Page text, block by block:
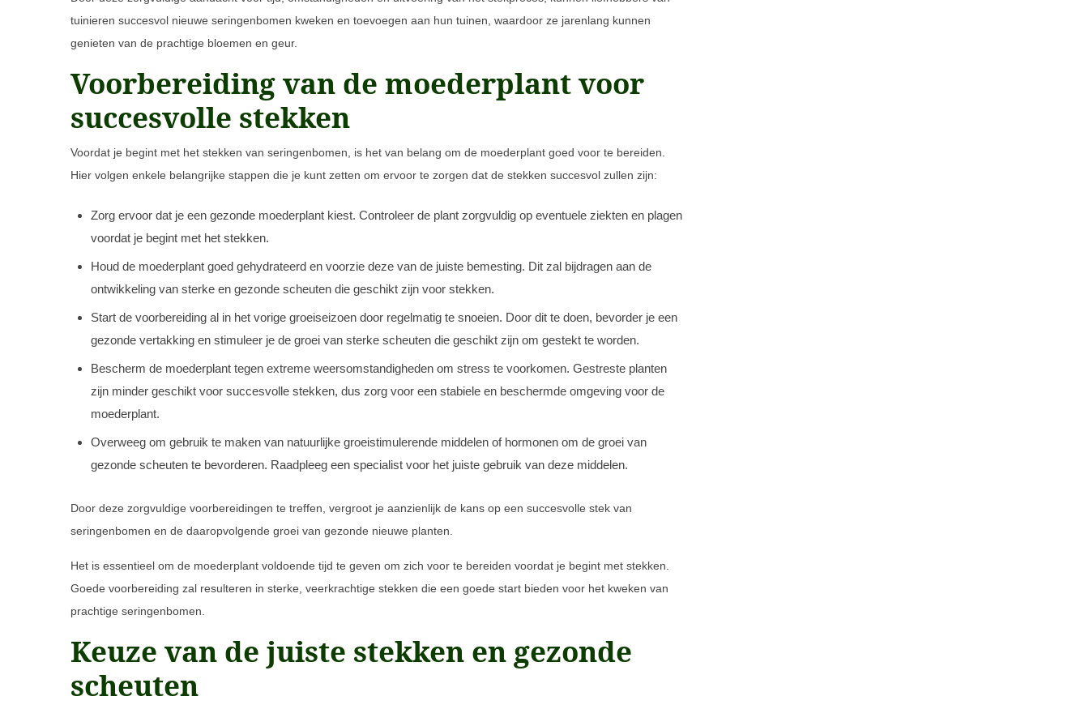
tuinieren succesvol nieuwe seringenbomen kweken en toevoegen aan hun tuinen, waardoor ze jarenlang kunnen
genieten van de prachtige bloemen en geur.
Voorbereiding van de moederplant voor
succesvolle stekken
Voordat je begint met het stekken van seringenbomen, is het van belang om de moederplant goed voor te bereiden.
Hier volgen enkele belangrijke stappen die je kunt zetten om ervoor te zorgen dat de stekken succesvol zullen zijn:
Zorg ervoor dat je een gezonde moederplant kiest. Controleer de plant zorgvuldig op eventuele ziekten en plagen
voordat je begint met het stekken.
Houd de moederplant goed gehydrateerd en voorzie deze van de juiste bemesting. Dit zal bijdragen aan de
ontwikkeling van sterke en gezonde scheuten die geschikt zijn voor stekken.
Start de voorbereiding al in het vorige groeiseizoen door regelmatig te snoeien. Door dit te doen, bevorder je een
gezonde vertakking en stimuleer je de groei van sterke scheuten die geschikt zijn om gestekt te worden.
Bescherm de moederplant tegen extreme weersomstandigheden om stress te voorkomen. Gestreste planten
zijn minder geschikt voor succesvolle stekken, dus zorg voor een stabiele en beschermde omgeving voor de
moederplant.
Overweeg om gebruik te maken van natuurlijke groeistimulerende middelen of hormonen om de groei van
gezonde scheuten te bevorderen. Raadpleeg een specialist voor het juiste gebruik van deze middelen.
Door deze zorgvuldige voorbereidingen te treffen, vergroot je aanzienlijk de kans op een succesvolle stek van
seringenbomen en de daaropvolgende groei van gezonde nieuwe planten.
Het is essentieel om de moederplant voldoende tijd te geven om zich voor te bereiden voordat je begint met stekken.
Goede voorbereiding zal resulteren in sterke, veerkrachtige stekken die een goede start bieden voor het kweken van
prachtige seringenbomen.
Keuze van de juiste stekken en gezonde
scheuten